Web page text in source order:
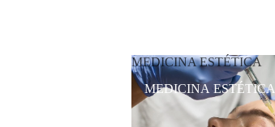
MEDICINA ESTÉTICA
MEDICINA ESTÉTICA